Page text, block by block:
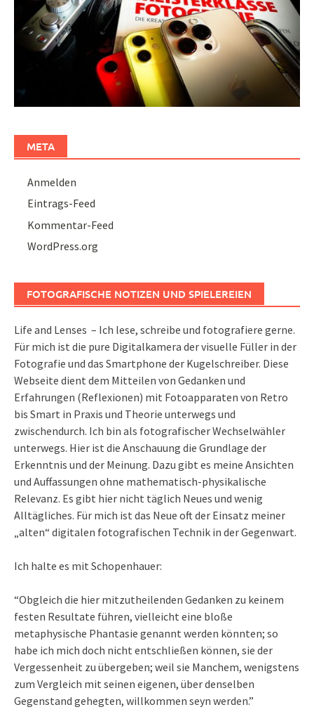
META
Anmelden
Eintrags-Feed
Kommentar-Feed
WordPress.org
FOTOGRAFISCHE NOTIZEN UND SPIELEREIEN
Life and Lenses – Ich lese, schreibe und fotografiere gerne.
Für mich ist die pure Digitalkamera der visuelle Füller in der
Fotografie und das Smartphone der Kugelschreiber. Diese
Webseite dient dem Mitteilen von Gedanken und
Erfahrungen (Reflexionen) mit Fotoapparaten von Retro
bis Smart in Praxis und Theorie unterwegs und
zwischendurch. Ich bin als fotografischer Wechselwähler
unterwegs. Hier ist die Anschauung die Grundlage der
Erkenntnis und der Meinung. Dazu gibt es meine Ansichten
und Auffassungen ohne mathematisch-physikalische
Relevanz. Es gibt hier nicht täglich Neues und wenig
Alltägliches. Für mich ist das Neue oft der Einsatz meiner
„alten“ digitalen fotografischen Technik in der Gegenwart.
Ich halte es mit Schopenhauer:
“Obgleich die hier mitzutheilenden Gedanken zu keinem
festen Resultate führen, vielleicht eine bloße
metaphysische Phantasie genannt werden könnten; so
habe ich mich doch nicht entschließen können, sie der
Vergessenheit zu übergeben; weil sie Manchem, wenigstens
zum Vergleich mit seinen eigenen, über denselben
Gegenstand gehegten, willkommen seyn werden.”